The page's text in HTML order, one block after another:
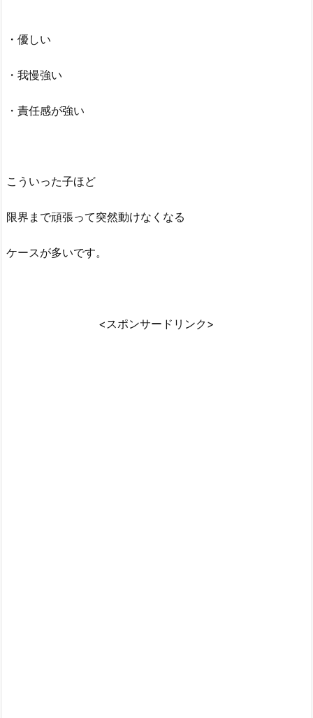
・優しい
・我慢強い
・責任感が強い
こういった子ほど
限界まで頑張って突然動けなくなる
ケースが多いです。
<スポンサードリンク>